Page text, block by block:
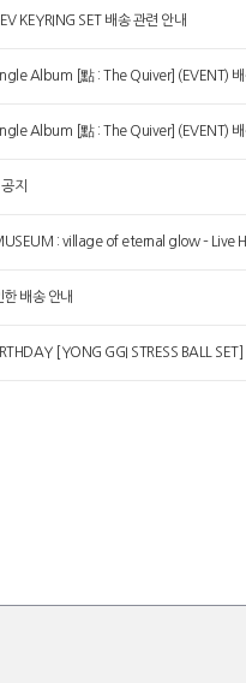
KEYRING SET 배송 관련 안내
Album [點 : The Quiver] (EVENT) 배
Album [點 : The Quiver] (EVENT) 배
지
: village of eternal glow – Live
배송 안내
[YONG GGI STRESS BALL SET]